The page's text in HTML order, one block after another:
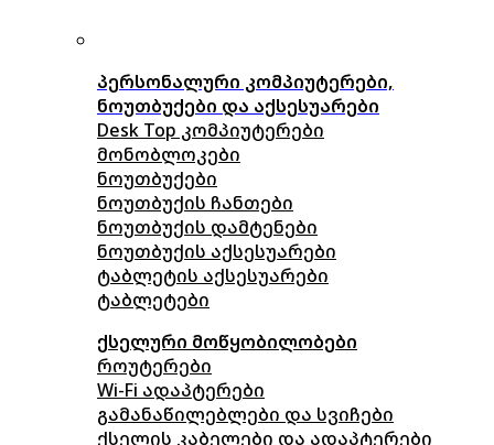
პერსონალური კომპიუტერები,
ნოუთბუქები და აქსესუარები
Desk Top კომპიუტერები
მონობლოკები
ნოუთბუქები
ნოუთბუქის ჩანთები
ნოუთბუქის დამტენები
ნოუთბუქის აქსესუარები
ტაბლეტის აქსესუარები
ტაბლეტები
ქსელური მოწყობილობები
როუტერები
Wi-Fi ადაპტერები
გამანაწილებლები და სვიჩები
ქსელის კაბელები და ადაპტერები